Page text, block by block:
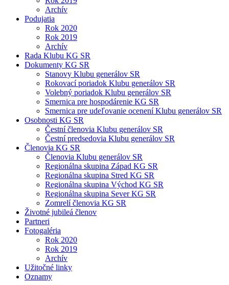
Archív
Podujatia
Rok 2020
Rok 2019
Archív
Rada Klubu KG SR
Dokumenty KG SR
Stanovy Klubu generálov SR
Rokovací poriadok Klubu generálov SR
Volebný poriadok Klubu generálov SR
Smernica pre hospodárenie KG SR
Smernica pre udeľovanie ocenení Klubu generálov SR
Osobnosti KG SR
Čestní členovia Klubu generálov SR
Čestní predsedovia Klubu generálov SR
Členovia KG SR
Členovia Klubu generálov SR
Regionálna skupina Západ KG SR
Regionálna skupina Stred KG SR
Regionálna skupina Východ KG SR
Regionálna skupina Sever KG SR
Zomrelí členovia KG SR
Životné jubileá členov
Partneri
Fotogaléria
Rok 2020
Rok 2019
Archív
Užitočné linky
Oznamy